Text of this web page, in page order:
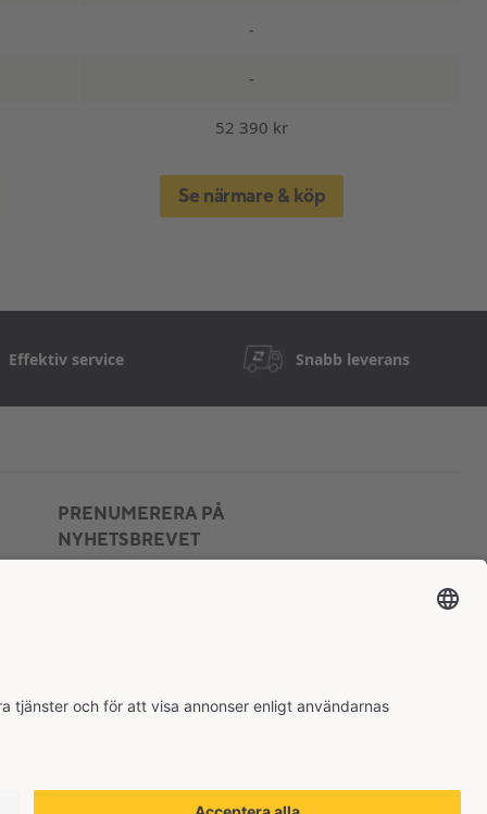
-
-
52 390 kr
Se närmare & köp
Effektiv service Snabb leverans
PRENUMERERA PÅ
NYHETSBREVET